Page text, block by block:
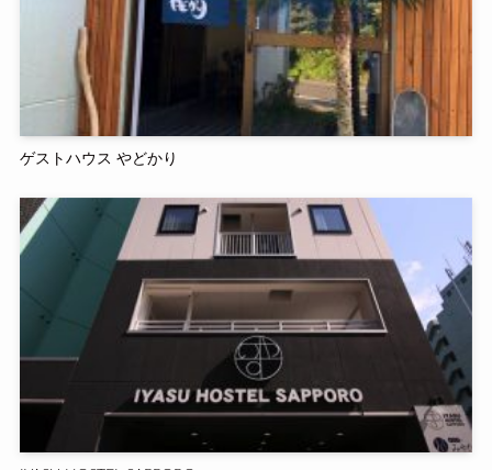
ゲストハウス やどかり